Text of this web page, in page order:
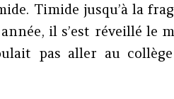
Timide jusqu’à la
il s’est réveillé le
pas aller au